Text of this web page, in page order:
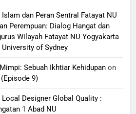
Islam dan Peran Sentral Fatayat NU
Perempuan: Dialog Hangat dan
Wilayah Fatayat NU Yogyakarta
of Sydney
Sebuah Ikhtiar Kehidupan on
9)
Local Designer Global Quality :
1 Abad NU